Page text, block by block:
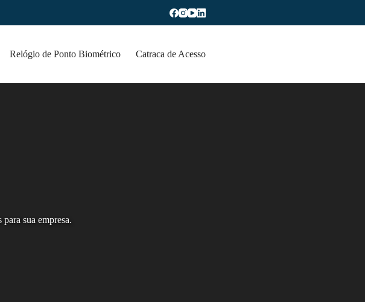
Relógio de Ponto Biométrico Catraca de Acesso
sua empresa.